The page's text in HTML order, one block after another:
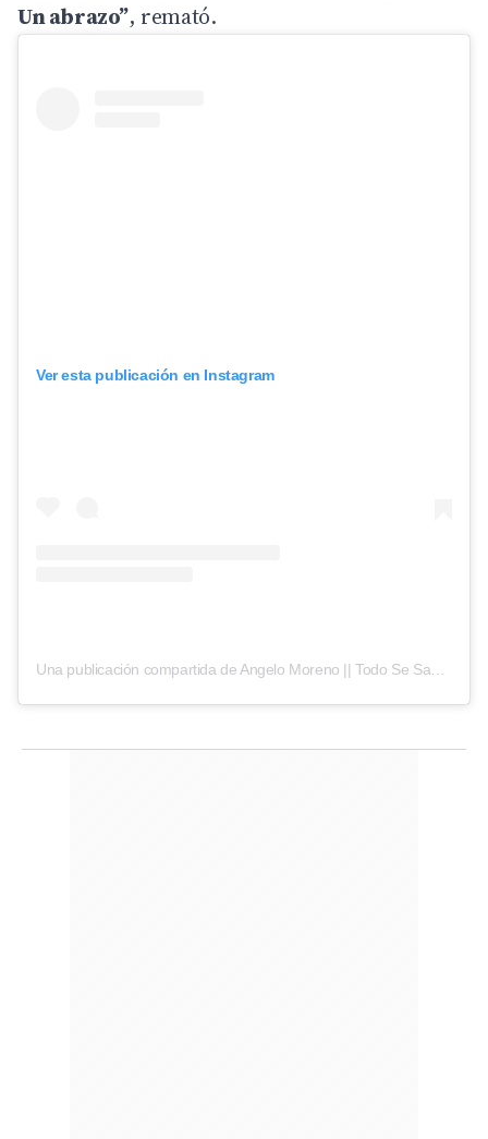
Un abrazo”, remató.
Ver esta publicación en Instagram
Una publicación compartida de Angelo Moreno || Todo Se Sabe! | Espectáculos (@todosesabeoficial)